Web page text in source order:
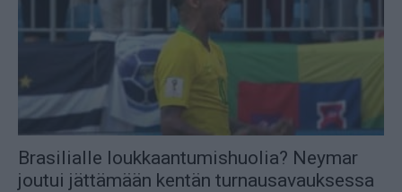
Brasilialle loukkaantumishuolia? Neymar
joutui jättämään kentän turnausavauksessa